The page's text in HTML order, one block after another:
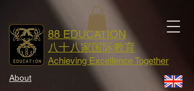
88 EDUCATION
八十八家国际教育
Achieving Excellence Together
About